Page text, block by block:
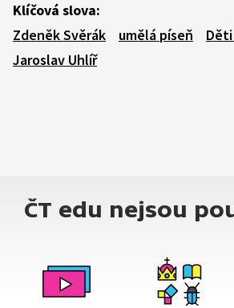
Klíčová slova:
Zdeněk Svěrák
umělá píseň
Jaroslav Uhlíř
ČT edu nejsou